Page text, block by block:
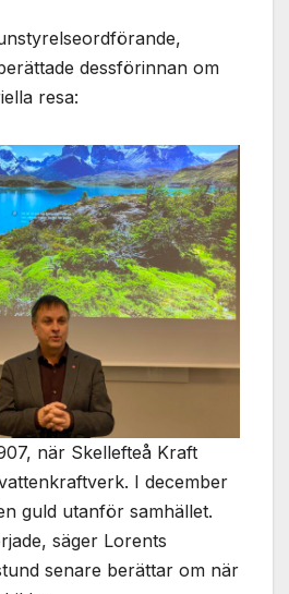
dessförinnan om
resa:
när Skellefteå Kraft
I december
guld utanför samhället.
säger Lorents
senare berättar om när
Nödvändiga
Dessa kakor
välja bort. De